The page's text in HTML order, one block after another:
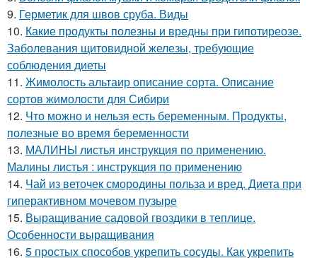
9. Герметик для швов сруба. Виды
10. Какие продукты полезны и вредны при гипотиреозе.
Заболевания щитовидной железы, требующие
соблюдения диеты
11. Жимолость альтаир описание сорта. Описание
сортов жимолости для Сибири
12. Что можно и нельзя есть беременным. Продукты,
полезные во время беременности
13. МАЛИНЫ листья инструкция по применению.
Малины листья : инструкция по применению
14. Чай из веточек смородины польза и вред. Диета при
гиперактивном мочевом пузыре
15. Выращивание садовой гвоздики в теплице.
Особенности выращивания
16. 5 простых способов укрепить сосуды. Как укрепить